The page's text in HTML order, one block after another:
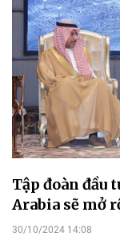
Tập đoàn đầu
Arabia sẽ mở
30/10/2024 14:08